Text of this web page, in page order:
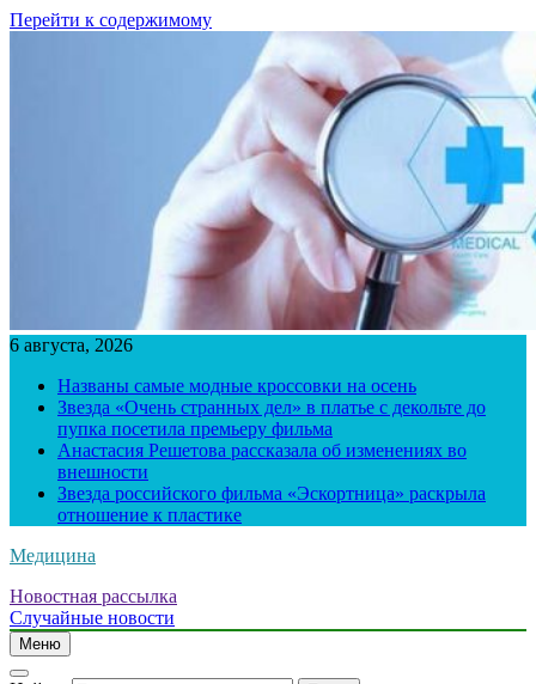
Перейти к содержимому
6 августа, 2026
Названы самые модные кроссовки на осень
Звезда «Очень странных дел» в платье с декольте до
пупка посетила премьеру фильма
Анастасия Решетова рассказала об изменениях во
внешности
Звезда российского фильма «Эскортница» раскрыла
отношение к пластике
Медицина
Новостная рассылка
Случайные новости
Меню